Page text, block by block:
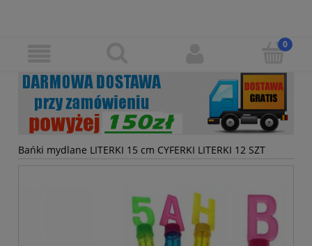
Bańki mydlane LITERKI 15 cm CYFERKI LITERKI 12 SZT